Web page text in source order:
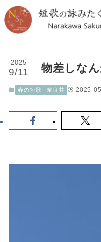
物差しな
2025
9/11
春の短歌 奈良井 2025-